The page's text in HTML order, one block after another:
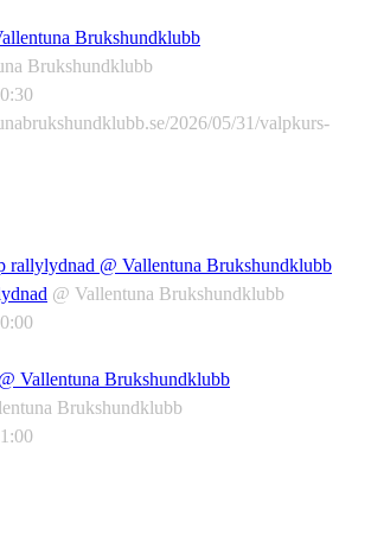
Brukshundklubb
Brukshundklubb
2026/05/31/valpkurs-
rallylydnad @ Vallentuna Brukshundklubb
@ Vallentuna Brukshundklubb
@ Vallentuna Brukshundklubb
Brukshundklubb